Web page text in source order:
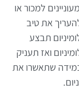
למכור או
את טיב
תבצע
ואז תעניק
שתאשרו את